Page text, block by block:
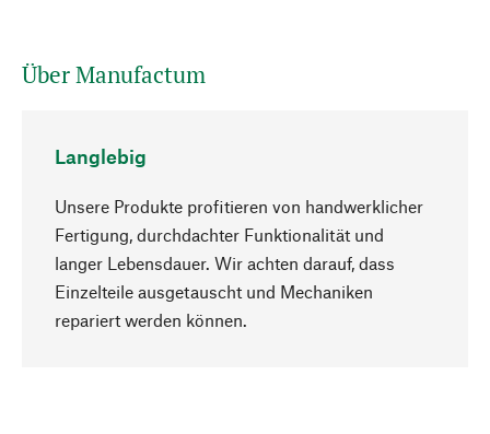
Über Manufactum
Langlebig
Unsere Produkte profitieren von handwerklicher
Fertigung, durchdachter Funktionalität und
langer Lebensdauer. Wir achten darauf, dass
Einzelteile ausgetauscht und Mechaniken
repariert werden können.